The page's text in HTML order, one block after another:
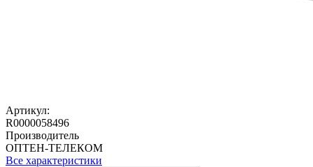
Артикул:
R0000058496
Производитель
ОПТЕН-ТЕЛЕКОМ
Все характеристики